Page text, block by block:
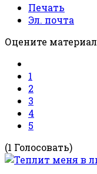
Печать
Эл. почта
Оцените материал
1
2
3
4
5
(1 Голосовать)